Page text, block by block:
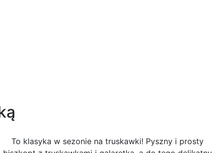
To klasyka w sezonie na truskawki! Pyszny i prosty